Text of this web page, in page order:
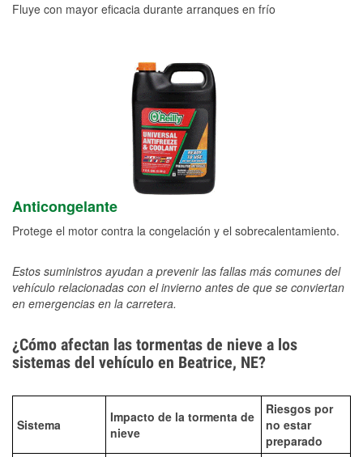
Fluye con mayor eficacia durante arranques en frío
Anticongelante
Protege el motor contra la congelación y el sobrecalentamiento.
Estos suministros ayudan a prevenir las fallas más comunes del
vehículo relacionadas con el invierno antes de que se conviertan
en emergencias en la carretera.
¿Cómo afectan las tormentas de nieve a los
sistemas del vehículo en Beatrice, NE?
Sistema
Impacto de la tormenta de
nieve
Riesgos por
no estar
preparado